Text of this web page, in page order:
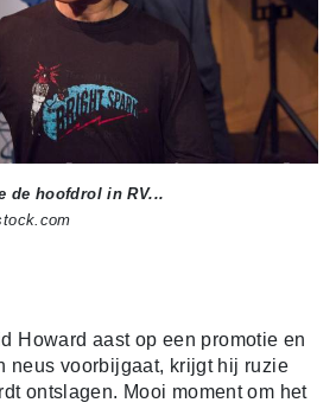
de hoofdrol in RV...
Howard aast op een promotie en
neus voorbijgaat, krijgt hij ruzie
ontslagen. Mooi moment om het